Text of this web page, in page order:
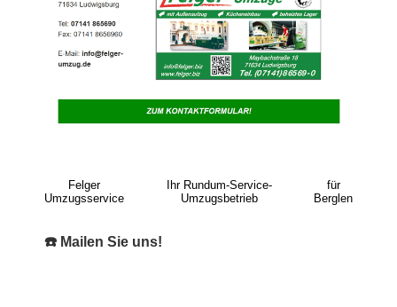
Felger
Umzugsservice
Ihr Rundum-Service-
Umzugsbetrieb
für
Berglen
☎️ Mailen Sie uns!